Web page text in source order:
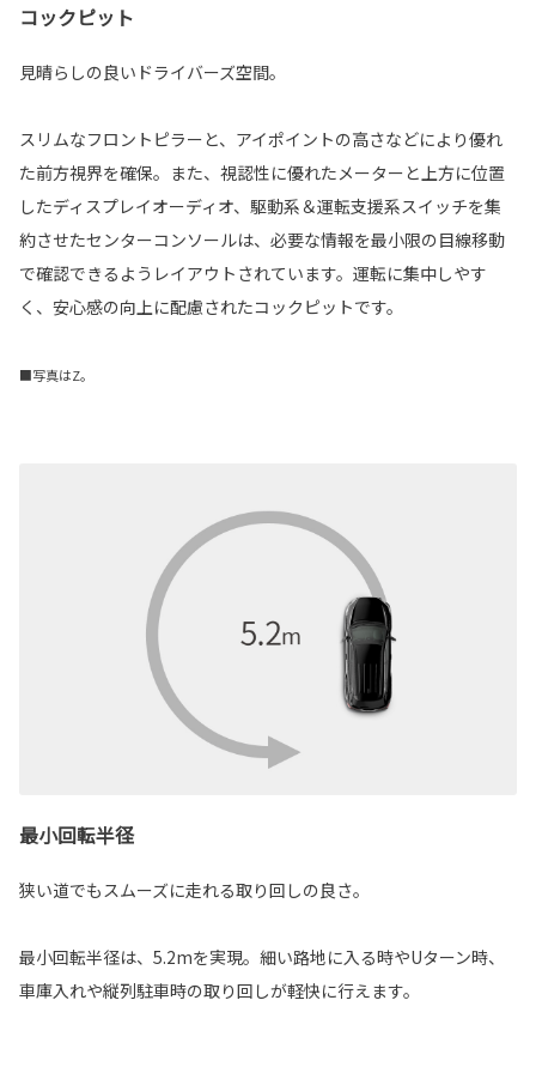
コックピット
見晴らしの良いドライバーズ空間。
スリムなフロントピラーと、アイポイントの高さなどにより優れ
た前方視界を確保。また、視認性に優れたメーターと上方に位置
したディスプレイオーディオ、駆動系＆運転支援系スイッチを集
約させたセンターコンソールは、必要な情報を最小限の目線移動
で確認できるようレイアウトされています。運転に集中しやす
く、安心感の向上に配慮されたコックピットです。
■写真はZ。
最小回転半径
狭い道でもスムーズに走れる取り回しの良さ。
最小回転半径は、5.2mを実現。細い路地に入る時やUターン時、
車庫入れや縦列駐車時の取り回しが軽快に行えます。